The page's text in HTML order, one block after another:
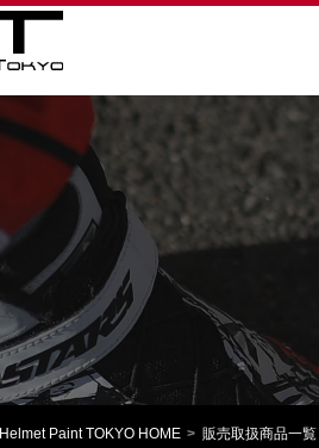
Helmet Paint TOKYO HOME 販売取扱商品一覧